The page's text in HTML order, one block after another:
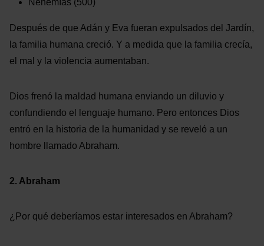
Nehemías (500)
Después de que Adán y Eva fueran expulsados del Jardín,
la familia humana creció. Y a medida que la familia crecía,
el mal y la violencia aumentaban.
Dios frenó la maldad humana enviando un diluvio y
confundiendo el lenguaje humano. Pero entonces Dios
entró en la historia de la humanidad y se reveló a un
hombre llamado Abraham.
2. Abraham
¿Por qué deberíamos estar interesados en Abraham?